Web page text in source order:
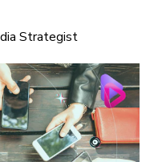
Strategist